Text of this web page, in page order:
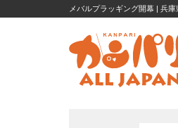
メバルプラッギング開幕 | 兵